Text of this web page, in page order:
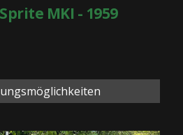
MKI - 1959